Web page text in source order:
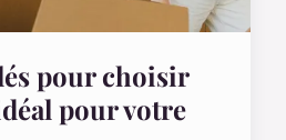
pour choisir
pour votre